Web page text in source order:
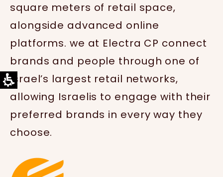
square meters of retail space,
alongside advanced online
platforms. we at Electra CP connect
brands and people through one of
Israel’s largest retail networks,
allowing Israelis to engage with their
preferred brands in every way they
choose.